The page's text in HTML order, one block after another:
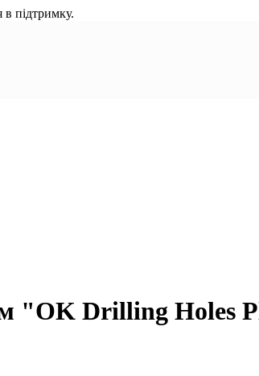
підтримку.
"OK Drilling Holes